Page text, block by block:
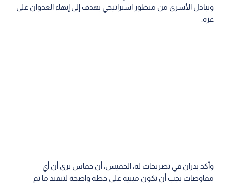
وتبادل الأسرى من منظور استراتيجي يهدف إلى إنهاء العدوان على
غزة.
وأكد بدران في تصريحات له، الخميس، أن حماس ترى أن أي
مفاوضات يجب أن تكون مبنية على خطة واضحة لتنفيذ ما تم